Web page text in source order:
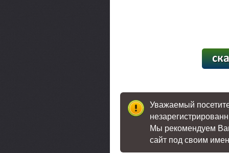
Уважаемый
Мы рекомендуем
сайт под своим